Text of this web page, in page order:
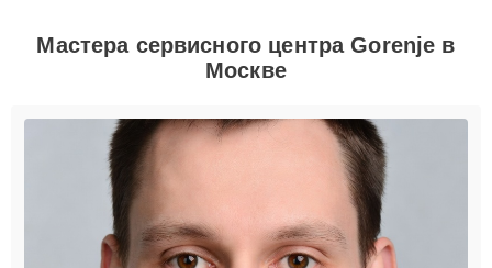
Мастера сервисного центра Gorenje в
Москве